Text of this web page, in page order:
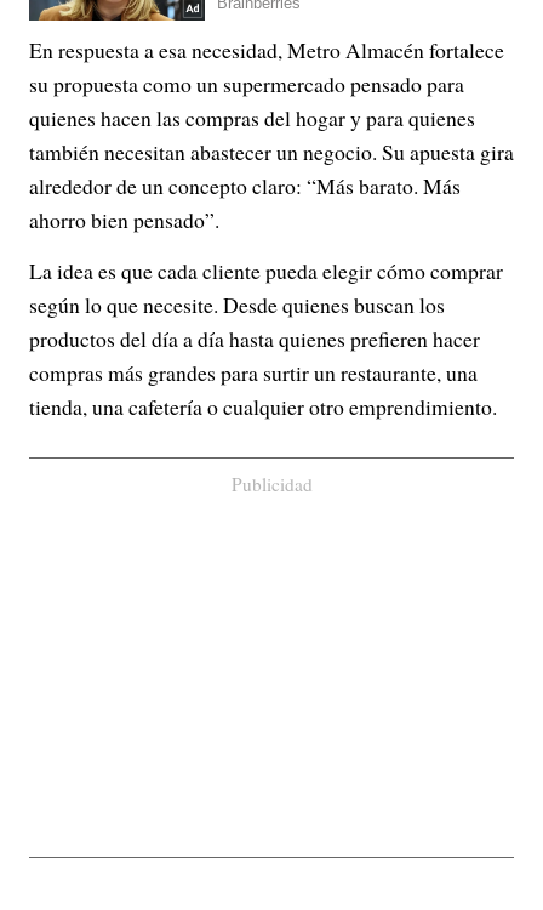
En respuesta a esa necesidad, Metro Almacén fortalece
su propuesta como un supermercado pensado para
quienes hacen las compras del hogar y para quienes
también necesitan abastecer un negocio. Su apuesta gira
alrededor de un concepto claro: “Más barato. Más
ahorro bien pensado”.
La idea es que cada cliente pueda elegir cómo comprar
según lo que necesite. Desde quienes buscan los
productos del día a día hasta quienes prefieren hacer
compras más grandes para surtir un restaurante, una
tienda, una cafetería o cualquier otro emprendimiento.
Publicidad